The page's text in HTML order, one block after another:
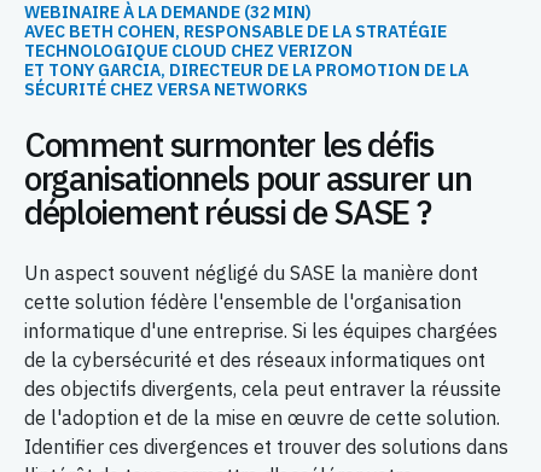
WEBINAIRE À LA DEMANDE (32 MIN)
AVEC BETH COHEN, RESPONSABLE DE LA STRATÉGIE
TECHNOLOGIQUE CLOUD CHEZ VERIZON
ET TONY GARCIA, DIRECTEUR DE LA PROMOTION DE LA
SÉCURITÉ CHEZ VERSA NETWORKS
Comment surmonter les défis
organisationnels pour assurer un
déploiement réussi de SASE ?
Un aspect souvent négligé du SASE la manière dont
cette solution fédère l'ensemble de l'organisation
informatique d'une entreprise. Si les équipes chargées
de la cybersécurité et des réseaux informatiques ont
des objectifs divergents, cela peut entraver la réussite
de l'adoption et de la mise en œuvre de cette solution.
Identifier ces divergences et trouver des solutions dans